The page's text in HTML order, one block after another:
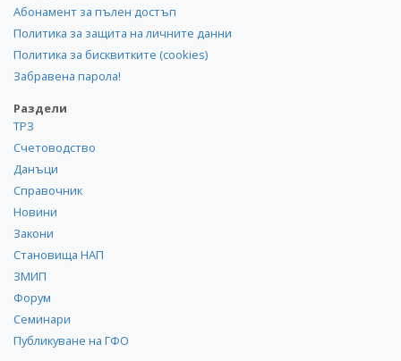
Абонамент за пълен достъп
Политика за защита на личните данни
Политика за бисквитките (cookies)
Забравена парола!
Раздели
ТРЗ
Счетоводство
Данъци
Справочник
Новини
Закони
Становища НАП
ЗМИП
Форум
Семинари
Публикуване на ГФО